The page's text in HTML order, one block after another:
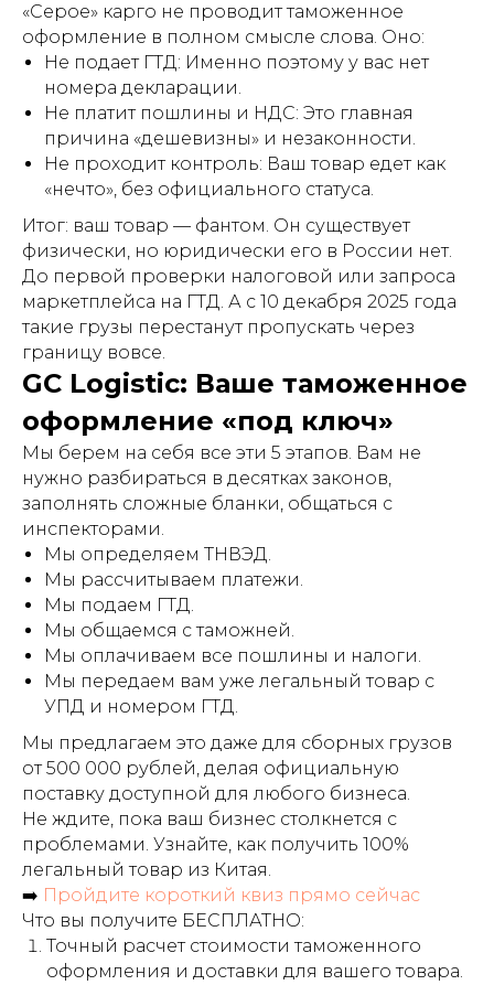
«Серое» карго не проводит таможенное
оформление в полном смысле слова. Оно:
Не подает ГТД: Именно поэтому у вас нет
номера декларации.
Не платит пошлины и НДС: Это главная
причина «дешевизны» и незаконности.
Не проходит контроль: Ваш товар едет как
«нечто», без официального статуса.
Итог: ваш товар — фантом. Он существует
физически, но юридически его в России нет.
До первой проверки налоговой или запроса
маркетплейса на ГТД. А с 10 декабря 2025 года
такие грузы перестанут пропускать через
границу вовсе.
GC Logistic: Ваше таможенное
оформление «под ключ»
Мы берем на себя все эти 5 этапов. Вам не
нужно разбираться в десятках законов,
заполнять сложные бланки, общаться с
инспекторами.
Мы определяем ТНВЭД.
Мы рассчитываем платежи.
Мы подаем ГТД.
Мы общаемся с таможней.
Мы оплачиваем все пошлины и налоги.
Мы передаем вам уже легальный товар с
УПД и номером ГТД.
Мы предлагаем это даже для сборных грузов
от 500 000 рублей, делая официальную
поставку доступной для любого бизнеса.
Не ждите, пока ваш бизнес столкнется с
проблемами. Узнайте, как получить 100%
легальный товар из Китая.
➡️ Пройдите короткий квиз прямо сейчас
Что вы получите БЕСПЛАТНО:
Точный расчет стоимости таможенного
оформления и доставки для вашего товара.